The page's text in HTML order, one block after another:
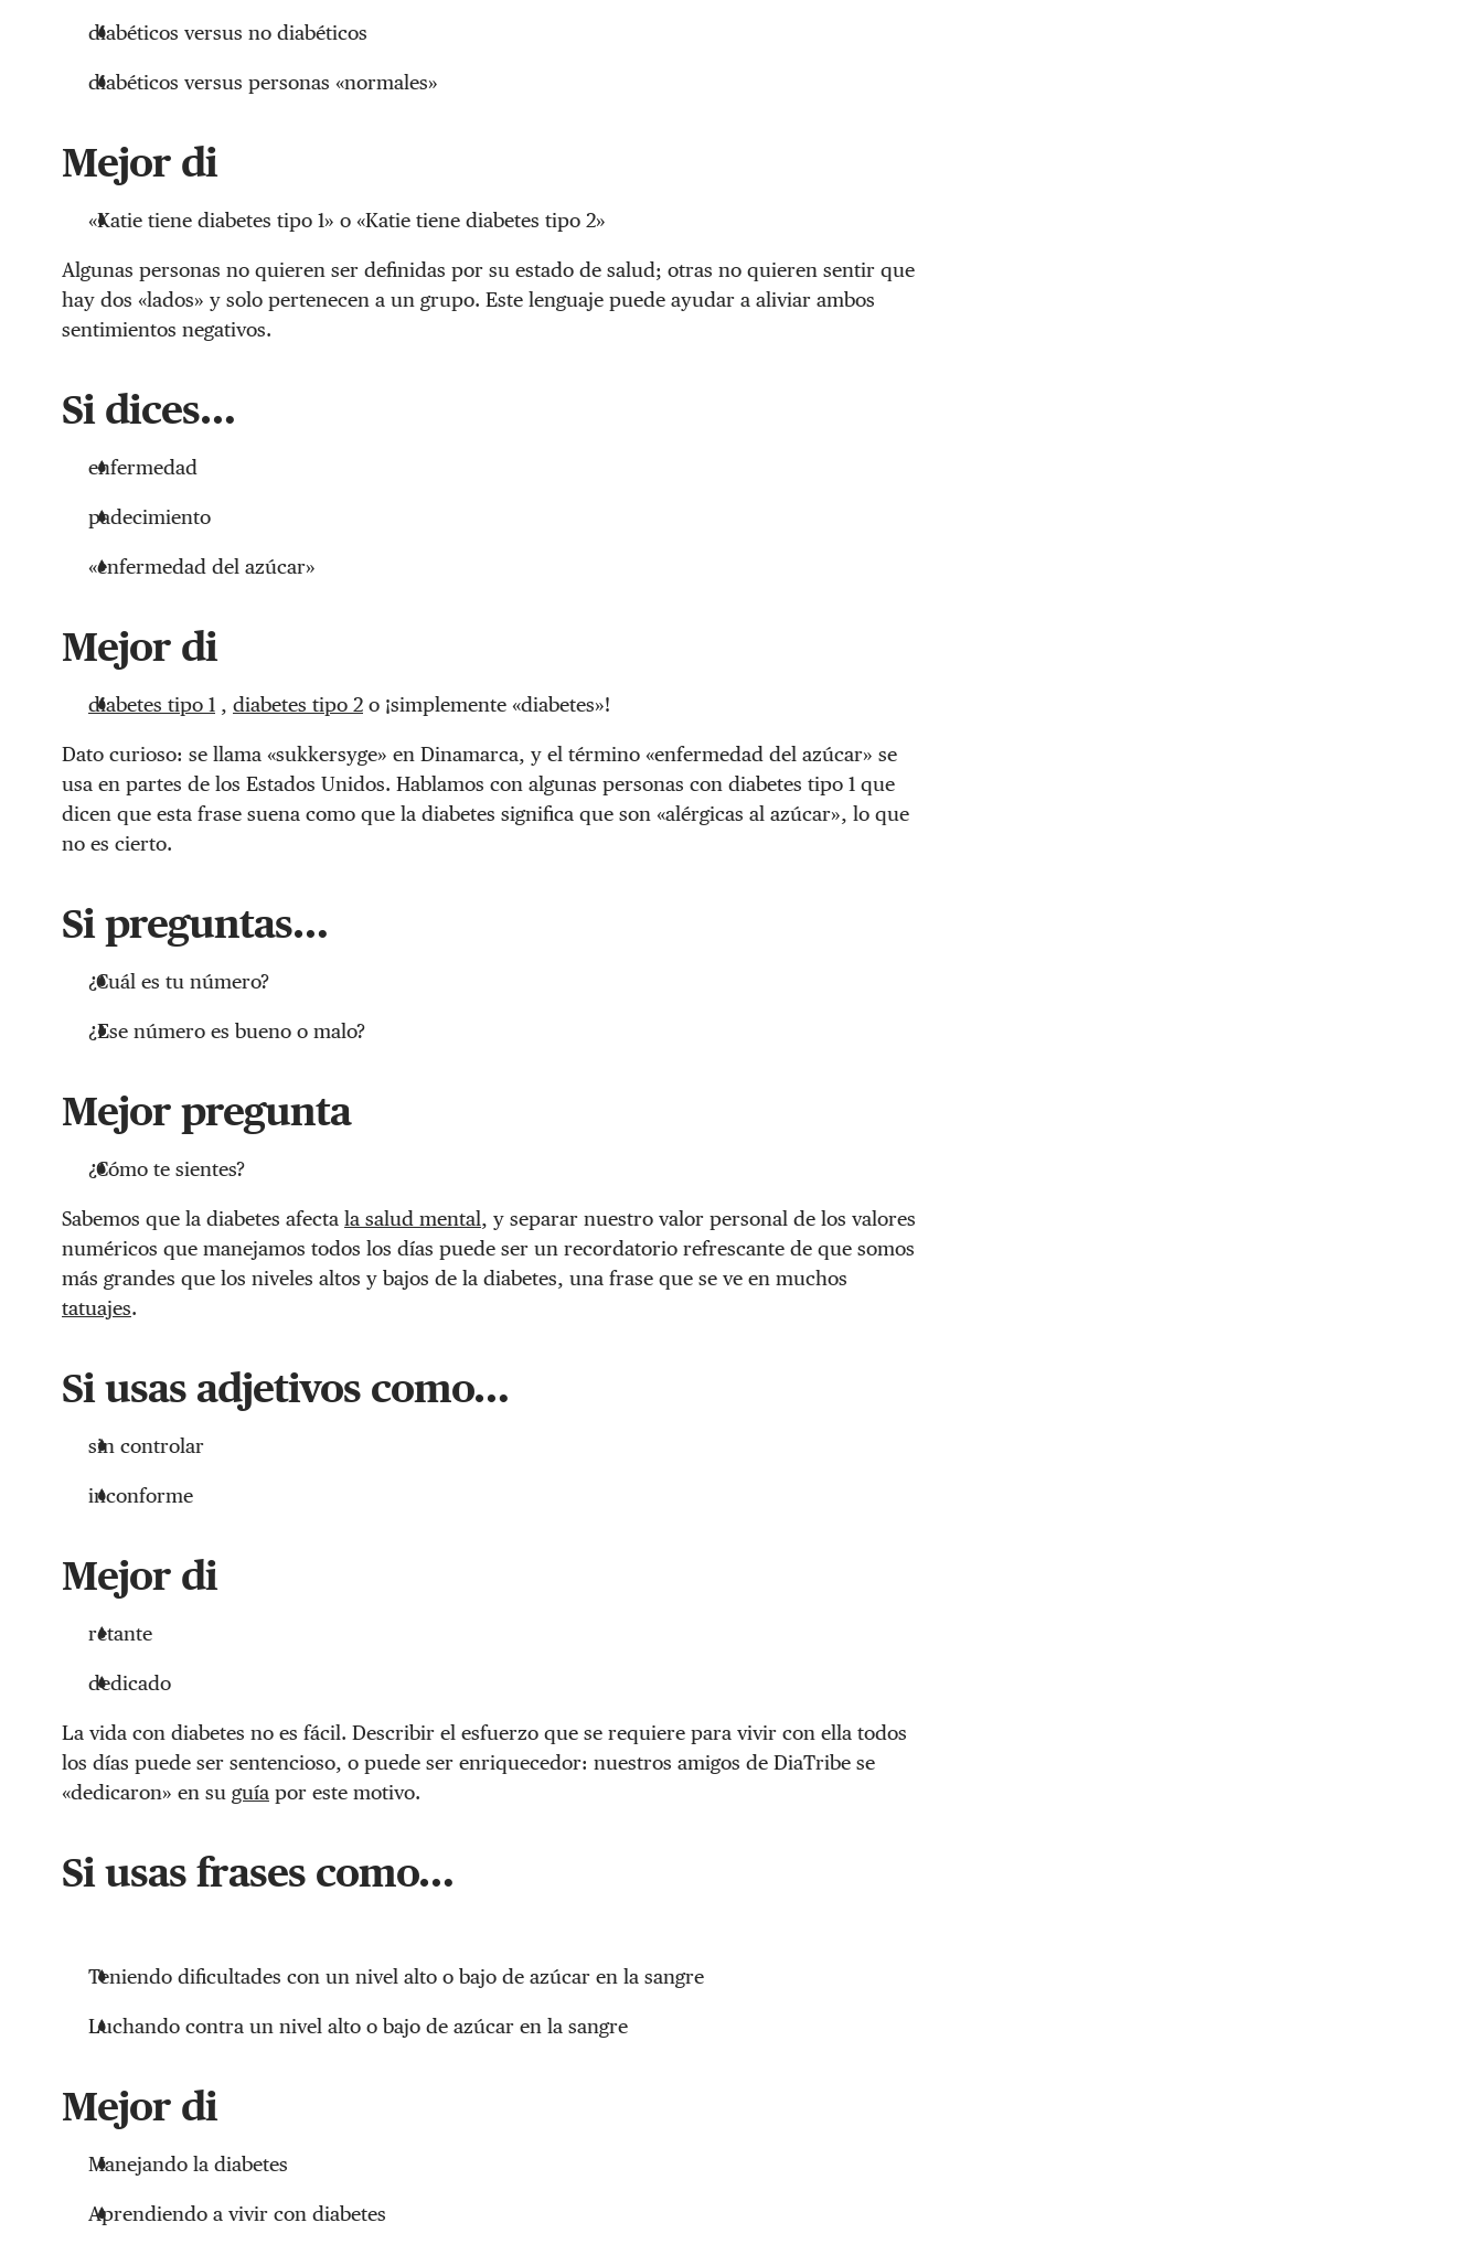
diabéticos versus no diabéticos
diabéticos versus personas «normales»
Mejor di
«Katie tiene diabetes tipo 1» o «Katie tiene diabetes tipo 2»
Algunas personas no quieren ser definidas por su estado de salud; otras no quieren sentir que
hay dos «lados» y solo pertenecen a un grupo. Este lenguaje puede ayudar a aliviar ambos
sentimientos negativos.
Si dices…
enfermedad
padecimiento
«enfermedad del azúcar»
Mejor di
diabetes tipo 1 , diabetes tipo 2 o ¡simplemente «diabetes»!
Dato curioso: se llama «sukkersyge» en Dinamarca, y el término «enfermedad del azúcar» se
usa en partes de los Estados Unidos. Hablamos con algunas personas con diabetes tipo 1 que
dicen que esta frase suena como que la diabetes significa que son «alérgicas al azúcar», lo que
no es cierto.
Si preguntas…
¿Cuál es tu número?
¿Ese número es bueno o malo?
Mejor pregunta
¿Cómo te sientes?
Sabemos que la diabetes afecta la salud mental, y separar nuestro valor personal de los valores
numéricos que manejamos todos los días puede ser un recordatorio refrescante de que somos
más grandes que los niveles altos y bajos de la diabetes, una frase que se ve en muchos
tatuajes.
Si usas adjetivos como…
sin controlar
inconforme
Mejor di
retante
dedicado
La vida con diabetes no es fácil. Describir el esfuerzo que se requiere para vivir con ella todos
los días puede ser sentencioso, o puede ser enriquecedor: nuestros amigos de DiaTribe se
«dedicaron» en su guía por este motivo.
Si usas frases como…
Teniendo dificultades con un nivel alto o bajo de azúcar en la sangre
Luchando contra un nivel alto o bajo de azúcar en la sangre
Mejor di
Manejando la diabetes
Aprendiendo a vivir con diabetes